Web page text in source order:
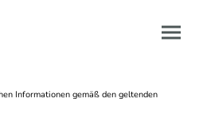
Informationen gemäß den geltenden